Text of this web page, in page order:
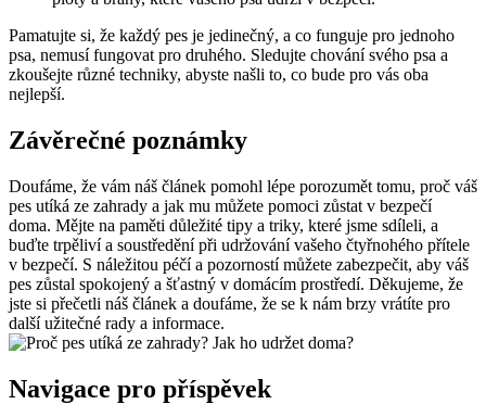
Pamatujte si, že každý pes je jedinečný, a co funguje pro jednoho
psa, nemusí fungovat pro druhého. Sledujte chování svého psa a
zkoušejte různé techniky, abyste našli to, co bude pro vás oba
nejlepší.
Závěrečné poznámky
Doufáme, že vám náš článek pomohl lépe porozumět tomu, proč váš
pes utíká ze zahrady a jak mu můžete pomoci zůstat v bezpečí
doma. Mějte na paměti důležité tipy a triky, které jsme sdíleli, a
buďte trpěliví a soustředění při udržování vašeho čtyřnohého přítele
v bezpečí. S náležitou péčí a pozorností můžete zabezpečit, aby váš
pes zůstal spokojený a šťastný v domácím prostředí. Děkujeme, že
jste si přečetli náš článek a doufáme, že se k nám brzy vrátíte pro
další užitečné rady a informace.
Navigace pro příspěvek